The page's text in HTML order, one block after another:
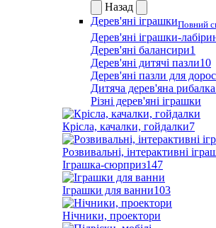
Назад
Дерев'яні іграшкиПовний
Дерев'яні іграшки-
Дерев'яні балансири1
Дерев'яні дитячі пазли10
Дерев'яні пазли для
Дитяча дерев'яна
Різні дерев'яні іграшки
Крісла, качалки, гойдалки7
Розвивальні, інтерактивні
Іграшка-сюрприз147
Іграшки для ванни103
Нічники, проектори